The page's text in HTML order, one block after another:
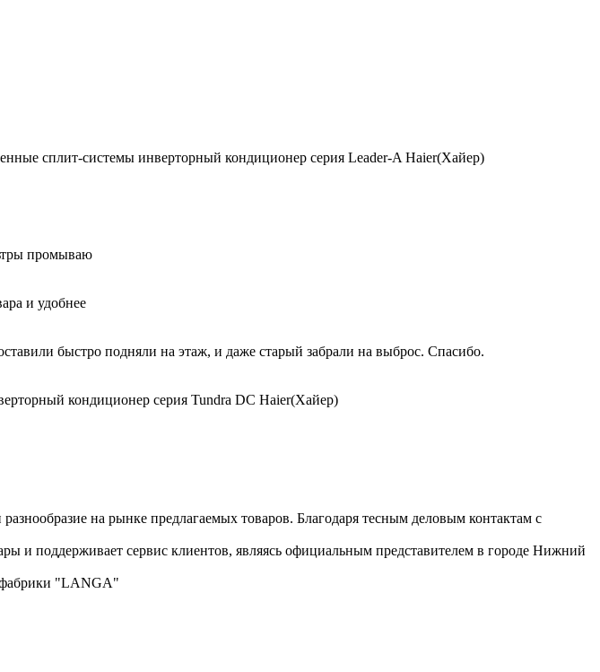
сплит-системы инверторный кондиционер серия Leader-A Haier(Хайер)
промываю
и удобнее
быстро подняли на этаж, и даже старый забрали на выброс. Спасибо.
кондиционер серия Tundra DC Haier(Хайер)
на рынке предлагаемых товаров. Благодаря тесным деловым контактам с
и поддерживает сервис клиентов, являясь официальным представителем в городе Нижний
фабрики "LANGA"